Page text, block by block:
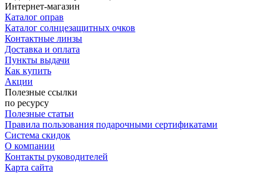
Интернет-магазин
Каталог оправ
Каталог солнцезащитных очков
Контактные линзы
Доставка и оплата
Пункты выдачи
Как купить
Акции
Полезные ссылки
по ресурсу
Полезные статьи
Правила пользования подарочными сертификатами
Система скидок
О компании
Контакты руководителей
Карта сайта